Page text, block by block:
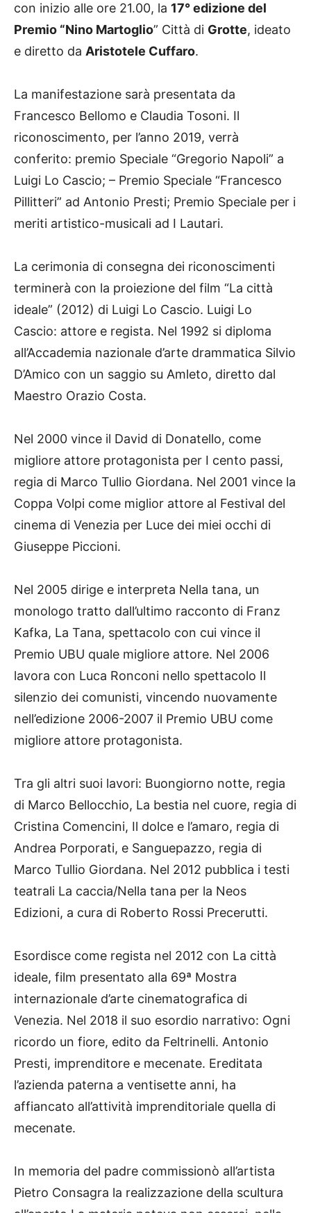
con inizio alle ore 21.00, la 17° edizione del
Premio “Nino Martoglio” Città di Grotte, ideato
e diretto da Aristotele Cuffaro.
La manifestazione sarà presentata da
Francesco Bellomo e Claudia Tosoni. Il
riconoscimento, per l’anno 2019, verrà
conferito: premio Speciale “Gregorio Napoli” a
Luigi Lo Cascio; – Premio Speciale “Francesco
Pillitteri” ad Antonio Presti; Premio Speciale per i
meriti artistico-musicali ad I Lautari.
La cerimonia di consegna dei riconoscimenti
terminerà con la proiezione del film “La città
ideale” (2012) di Luigi Lo Cascio. Luigi Lo
Cascio: attore e regista. Nel 1992 si diploma
all’Accademia nazionale d’arte drammatica Silvio
D’Amico con un saggio su Amleto, diretto dal
Maestro Orazio Costa.
Nel 2000 vince il David di Donatello, come
migliore attore protagonista per I cento passi,
regia di Marco Tullio Giordana. Nel 2001 vince la
Coppa Volpi come miglior attore al Festival del
cinema di Venezia per Luce dei miei occhi di
Giuseppe Piccioni.
Nel 2005 dirige e interpreta Nella tana, un
monologo tratto dall’ultimo racconto di Franz
Kafka, La Tana, spettacolo con cui vince il
Premio UBU quale migliore attore. Nel 2006
lavora con Luca Ronconi nello spettacolo Il
silenzio dei comunisti, vincendo nuovamente
nell’edizione 2006-2007 il Premio UBU come
migliore attore protagonista.
Tra gli altri suoi lavori: Buongiorno notte, regia
di Marco Bellocchio, La bestia nel cuore, regia di
Cristina Comencini, Il dolce e l’amaro, regia di
Andrea Porporati, e Sanguepazzo, regia di
Marco Tullio Giordana. Nel 2012 pubblica i testi
teatrali La caccia/Nella tana per la Neos
Edizioni, a cura di Roberto Rossi Precerutti.
Esordisce come regista nel 2012 con La città
ideale, film presentato alla 69ª Mostra
internazionale d’arte cinematografica di
Venezia. Nel 2018 il suo esordio narrativo: Ogni
ricordo un fiore, edito da Feltrinelli. Antonio
Presti, imprenditore e mecenate. Ereditata
l’azienda paterna a ventisette anni, ha
affiancato all’attività imprenditoriale quella di
mecenate.
In memoria del padre commissionò all’artista
Pietro Consagra la realizzazione della scultura